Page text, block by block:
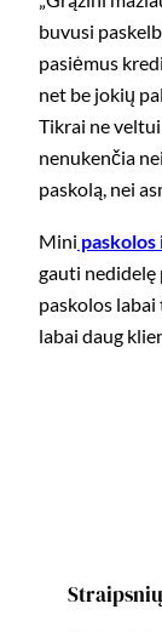
buvusi
pasiėmus
net be jokių
Tikrai ne
nenukenčia
paskolą, nei
Mini
gauti nedidelę
paskolos
labai daug